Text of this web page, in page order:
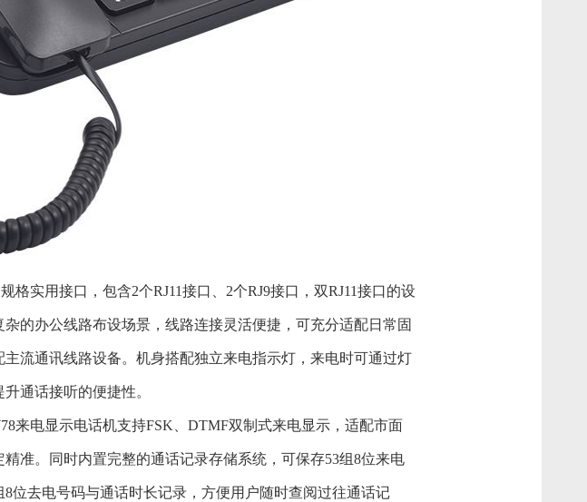
格实用接口，包含2个RJ11接口、2个RJ9接口，双RJ11接口的设
的办公线路布设场景，线路连接灵活便捷，可充分适配日常固
流通讯线路设备。机身搭配独立来电指示灯，来电时可通过灯
通话接听的便捷性。
来电显示电话机支持FSK、DTMF双制式来电显示，适配市面
准。同时内置完整的通话记录存储系统，可保存53组8位来电
位去电号码与通话时长记录，方便用户随时查阅过往通话记